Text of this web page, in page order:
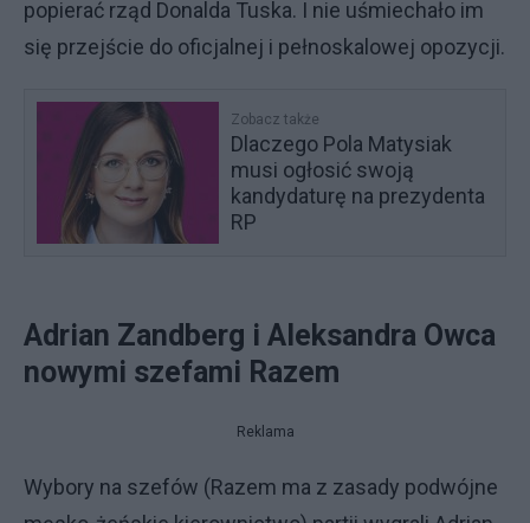
popierać rząd Donalda Tuska. I nie uśmiechało im
się przejście do oficjalnej i pełnoskalowej opozycji.
Zobacz także
Dlaczego Pola Matysiak
musi ogłosić swoją
kandydaturę na prezydenta
RP
Adrian Zandberg i Aleksandra Owca
nowymi szefami Razem
Reklama
Wybory na szefów (Razem ma z zasady podwójne